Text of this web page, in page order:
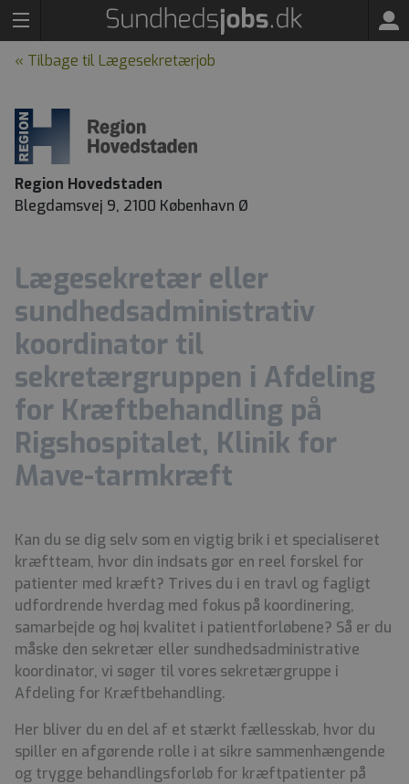
« Tilbage til Lægesekretærjob
Region Hovedstaden
Blegdamsvej 9, 2100 København Ø
Lægesekretær eller
sundhedsadministrativ
koordinator til
sekretærgruppen i Afdeling
for Kræftbehandling på
Rigshospitalet, Klinik for
Mave-tarmkræft
Kan du se dig selv som en vigtig brik i et specialiseret
kræftteam, hvor din indsats gør en reel forskel for
patienter med kræft? Trives du i en travl og fagligt
udfordrende hverdag med fokus på koordinering,
samarbejde og høj kvalitet i patientforløbene? Så er du
måske den sekretær eller sundhedsadministrative
koordinator, vi søger til vores sekretærgruppe i
Afdeling for Kræftbehandling.
Her bliver du en del af et stærkt fællesskab, hvor du
spiller en afgørende rolle i at sikre sammenhængende
og trygge behandlingsforløb for kræftpatienter på